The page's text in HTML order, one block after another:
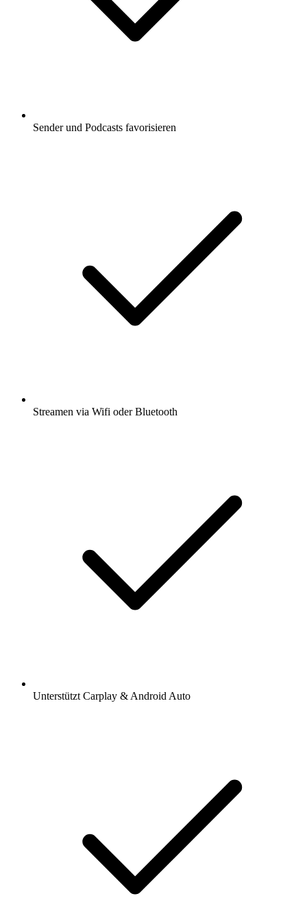
Sender und Podcasts favorisieren
Streamen via Wifi oder Bluetooth
Unterstützt Carplay & Android Auto